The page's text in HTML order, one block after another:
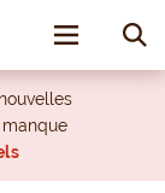
Toggle